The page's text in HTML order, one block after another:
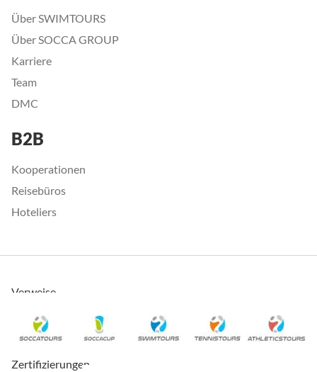
Über SWIMTOURS
Über SOCCA GROUP
Karriere
Team
DMC
B2B
Kooperationen
Reisebüros
Hoteliers
Verweise
Zertifizierungen